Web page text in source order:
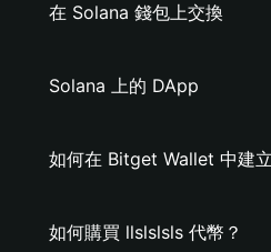
在 Solana 錢包上交換
Solana 上的 DApp
如何在 Bitget Wallet 中建
如何購買 llslslsls 代幣？